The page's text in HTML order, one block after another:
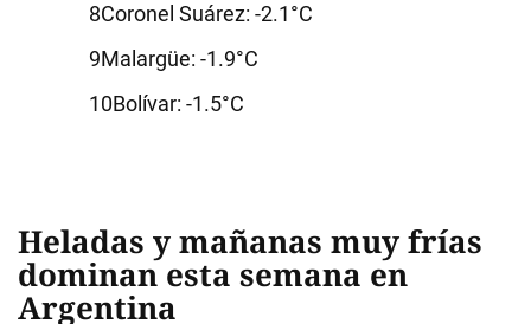
Coronel Suárez: -2.1°C
Malargüe: -1.9°C
Bolívar: -1.5°C
Heladas y mañanas muy frías
dominan esta semana en
Argentina